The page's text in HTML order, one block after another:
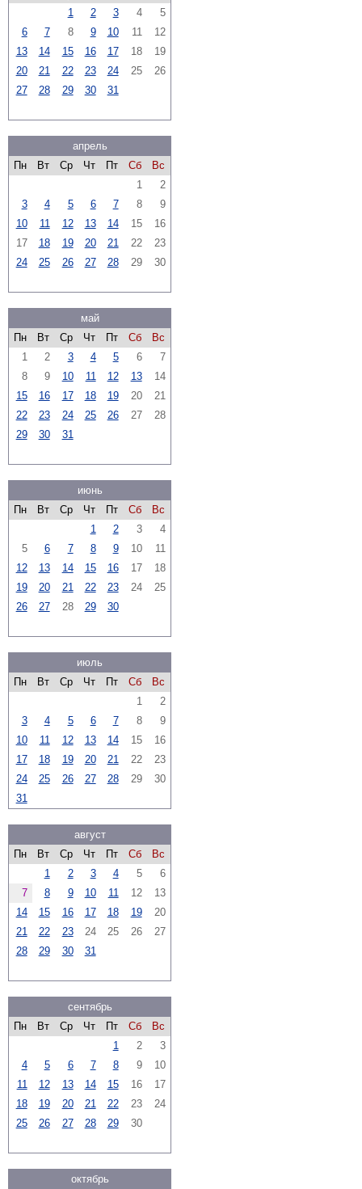
1
2 3 4
5
6
7 8 9 10 11
12
13
14 15 16 17 18
19
20
21 22 23 24 25
26
27
28 29 30 31
апрель
Пн
Вт Ср Чт Пт Сб
Вс
1
2
3
4 5 6 7 8
9
10
11 12 13 14 15
16
17
18 19 20 21 22
23
24
25 26 27 28 29 30
май
Пн
Вт Ср Чт Пт Сб
Вс
1
2 3 4 5 6
7
8
9 10 11 12 13
14
15
16 17 18 19 20
21
22
23 24 25 26 27
28
29
30 31
июнь
Пн
Вт Ср Чт Пт Сб
Вс
1
2 3
4
5
6 7 8 9 10
11
12
13 14 15 16 17
18
19
20 21 22 23 24
25
26
27 28 29 30
июль
Пн
Вт Ср Чт Пт Сб
Вс
1
2
3
4 5 6 7 8
9
10
11 12 13 14 15
16
17
18 19 20 21 22
23
24
25 26 27 28 29
30
31
август
Пн
Вт Ср Чт Пт Сб
Вс
1
2 3 4 5
6
7
8 9 10 11 12
13
14
15 16 17 18 19
20
21
22 23 24 25 26
27
28
29 30 31
сентябрь
Пн
Вт Ср Чт Пт Сб
Вс
1
2
3
4
5 6 7 8 9
10
11
12 13 14 15 16
17
18
19 20 21 22 23
24
25
26 27 28 29 30
октябрь